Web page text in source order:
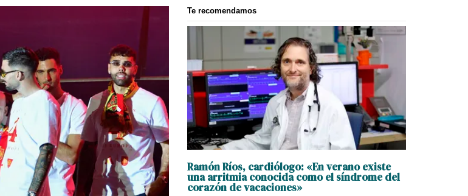
Te recomendamos
Ramón Ríos, cardiólogo: «En verano existe
una arritmia conocida como el síndrome del
corazón de vacaciones»